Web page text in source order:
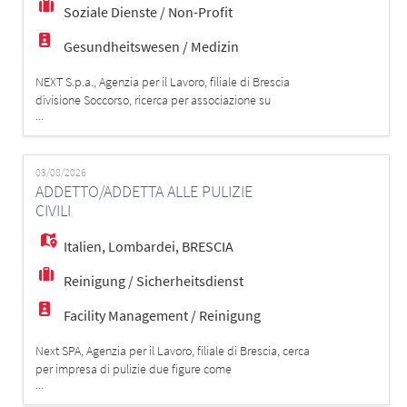
Soziale Dienste / Non-Profit
Gesundheitswesen / Medizin
NEXT S.p.a., Agenzia per il Lavoro, filiale di Brescia
divisione Soccorso, ricerca per associazione su
Calvisano (BS) e su tutto il territorio di Brescia e
provincia, figure di SOCCORRITORE/SOCCORRITRICE
ESECUTORE CERTIFICATO/A AREU REQUISITI
FONDAMENTALI: - Essere in possesso dell'attestato
120 ore; - Disponibilità a lavorare su turni h24 d
...
03/08/2026
ADDETTO/ADDETTA ALLE PULIZIE
CIVILI
Italien, Lombardei, BRESCIA
Reinigung / Sicherheitsdienst
Facility Management / Reinigung
Next SPA, Agenzia per il Lavoro, filiale di Brescia, cerca
per impresa di pulizie due figure come
ADDETTO/ADDETTA ALLE PULIZIE sulla zona di BRESCIA
...